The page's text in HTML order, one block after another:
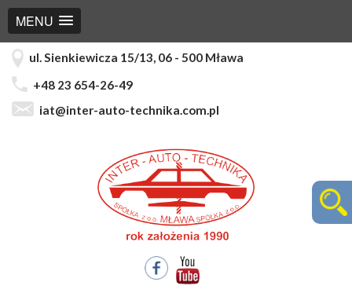
MENU
ul. Sienkiewicza 15/13, 06 - 500 Mława
+48 23 654-26-49
iat@inter-auto-technika.com.pl